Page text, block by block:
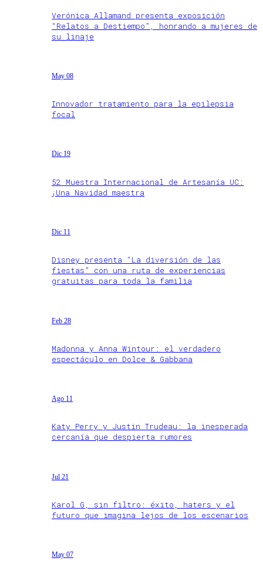
Verónica Allamand presenta exposición
“Relatos a Destiempo”, honrando a mujeres de
su linaje
May 08
Innovador tratamiento para la epilepsia
focal
Dic 19
52 Muestra Internacional de Artesanía UC:
¡Una Navidad maestra
Dic 11
Disney presenta “La diversión de las
fiestas” con una ruta de experiencias
gratuitas para toda la familia
Feb 28
Madonna y Anna Wintour: el verdadero
espectáculo en Dolce & Gabbana
Ago 11
Katy Perry y Justin Trudeau: la inesperada
cercanía que despierta rumores
Jul 21
Karol G, sin filtro: éxito, haters y el
futuro que imagina lejos de los escenarios
May 07